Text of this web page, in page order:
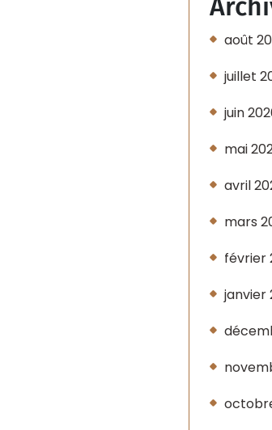
août
juillet
juin
mai
avril
mars
février
janvier